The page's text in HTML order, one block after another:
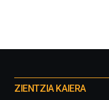
proyectos
ZIENTZIA KAIERA